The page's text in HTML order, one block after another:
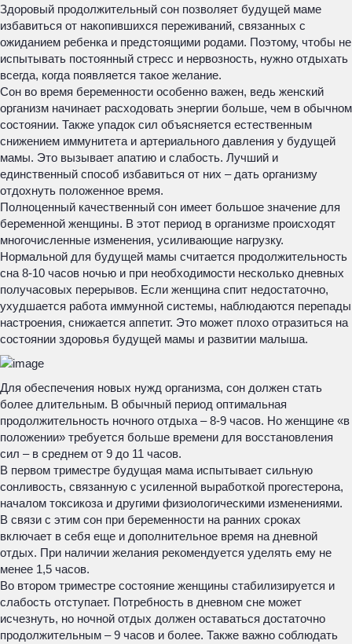
Здоровый продолжительный сон позволяет будущей маме
избавиться от накопившихся переживаний, связанных с
ожиданием ребенка и предстоящими родами. Поэтому, чтобы не
испытывать постоянный стресс и нервозность, нужно отдыхать
всегда, когда появляется такое желание.
Сон во время беременности особенно важен, ведь женский
организм начинает расходовать энергии больше, чем в обычном
состоянии. Также упадок сил объясняется естественным
снижением иммунитета и артериального давления у будущей
мамы. Это вызывает апатию и слабость. Лучший и
единственный способ избавиться от них – дать организму
отдохнуть положенное время.
Полноценный качественный сон имеет большое значение для
беременной женщины. В этот период в организме происходят
многочисленные изменения, усиливающие нагрузку.
Нормальной для будущей мамы считается продолжительность
сна 8-10 часов ночью и при необходимости несколько дневных
получасовых перерывов. Если женщина спит недостаточно,
ухудшается работа иммунной системы, наблюдаются перепады
настроения, снижается аппетит. Это может плохо отразиться на
состоянии здоровья будущей мамы и развитии малыша.
Для обеспечения новых нужд организма, сон должен стать
более длительным. В обычный период оптимальная
продолжительность ночного отдыха – 8-9 часов. Но женщине «в
положении» требуется больше времени для восстановления
сил – в среднем от 9 до 11 часов.
В первом триместре будущая мама испытывает сильную
сонливость, связанную с усиленной выработкой прогестерона,
началом токсикоза и другими физиологическими изменениями.
В связи с этим сон при беременности на ранних сроках
включает в себя еще и дополнительное время на дневной
отдых. При наличии желания рекомендуется уделять ему не
менее 1,5 часов.
Во втором триместре состояние женщины стабилизируется и
слабость отступает. Потребность в дневном сне может
исчезнуть, но ночной отдых должен оставаться достаточно
продолжительным – 9 часов и более. Также важно соблюдать